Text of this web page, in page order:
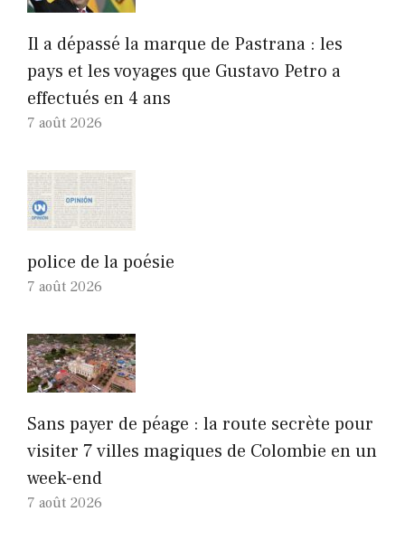
Il a dépassé la marque de Pastrana : les
pays et les voyages que Gustavo Petro a
effectués en 4 ans
7 août 2026
police de la poésie
7 août 2026
Sans payer de péage : la route secrète pour
visiter 7 villes magiques de Colombie en un
week-end
7 août 2026